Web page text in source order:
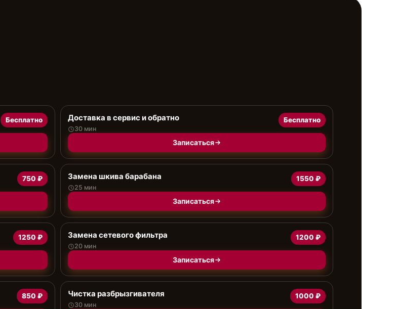
Бесплатно Доставка в сервис и обратно
30 мин
Бесплатно
Записаться
750 ₽ Замена шкива барабана
25 мин
1550 ₽
Записаться
1250 ₽ Замена сетевого фильтра
20 мин
1200 ₽
Записаться
850 ₽ Чистка разбрызгивателя
30 мин
1000 ₽